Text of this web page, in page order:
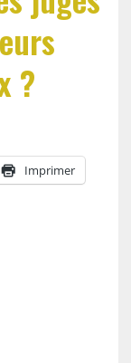
?
Imprimer